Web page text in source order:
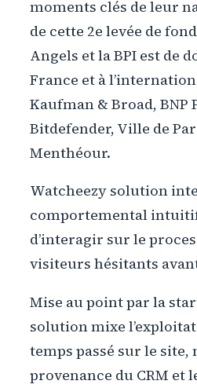
moments clés de leur
de cette 2e levée de
Angels et la BPI est de
France et à
Kaufman & Broad, BNP
Bitdefender, Ville de
Menthéour.
Watcheezy solution
comportemental
d’interagir sur le
visiteurs hésitants
Mise au point par la
solution mixe
temps passé sur le site,
provenance du CRM et